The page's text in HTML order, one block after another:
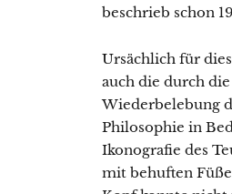
beschrieb schon
Ursächlich für
auch die durch
Wiederbelebung
Philosophie in
Ikonografie des
mit behuften